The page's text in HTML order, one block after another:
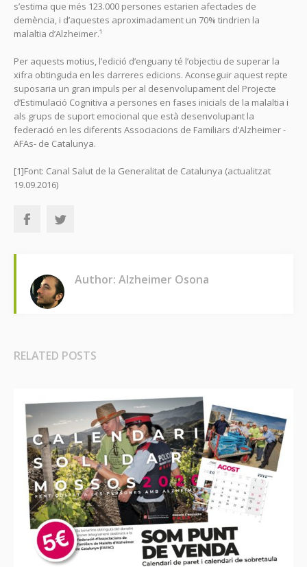
s’estima que més 123.000 persones estarien afectades de
demència, i d’aquestes aproximadament un 70% tindrien la
malaltia d’Alzheimer.¹
Per aquests motius, l’edició d’enguany té l’objectiu de superar la
xifra obtinguda en les darreres edicions. Aconseguir aquest repte
suposaria un gran impuls per al desenvolupament del Projecte
d’Estimulació Cognitiva a persones en fases inicials de la malaltia i
als grups de suport emocional que està desenvolupant la
federació en les diferents Associacions de Familiars d’Alzheimer -
AFAs- de Catalunya.
[1]Font: Canal Salut de la Generalitat de Catalunya (actualitzat
19.09.2016)
Author: Alzheimer Osona
RELATED POSTS